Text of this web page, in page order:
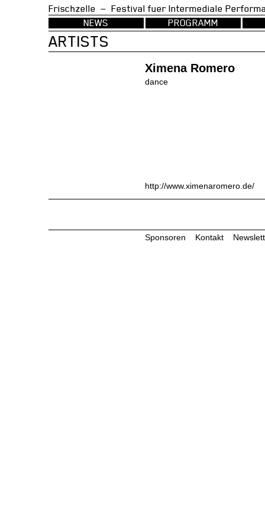
Frischzelle — Festival fuer
NEWS
PROGRAMM
ARTISTS
Ximena Romero
dance
http://www.ximenaromero.de/
Sponsoren Kontakt